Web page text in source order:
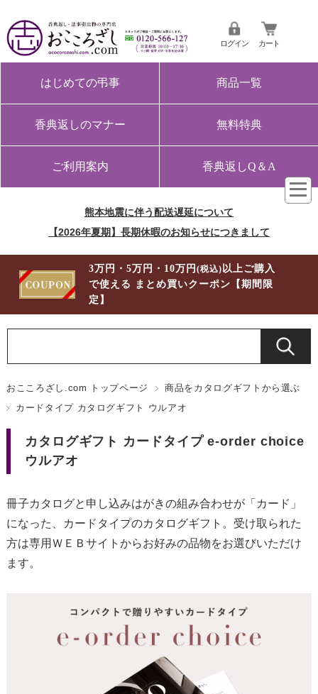
ログイン カート
はじめての弔事 商品一覧
香典返しのマナー 無料特典
ご利用案内 香典返しQ＆A
熊本地震に伴う配送遅延について
【2026年夏期】長期休暇のお知らせにつきまして
3万円・5万円・10万円(税込) 以上ご購入
で使える まとめ買いクーポン【期間限
定】
おこころざし.com トップページ
商品をカタログギフトから選ぶ
カードタイプ カタログギフト ウルアオ
カタログギフト カードタイプ e-order choice
ウルアオ
冊子カタログと申し込みはがきの組み合わせが「カード」
になった、カードタイプのカタログギフト。受け取られた
方は専用ＷＥＢサイトからお好みの品物をお選びいただけ
ます。